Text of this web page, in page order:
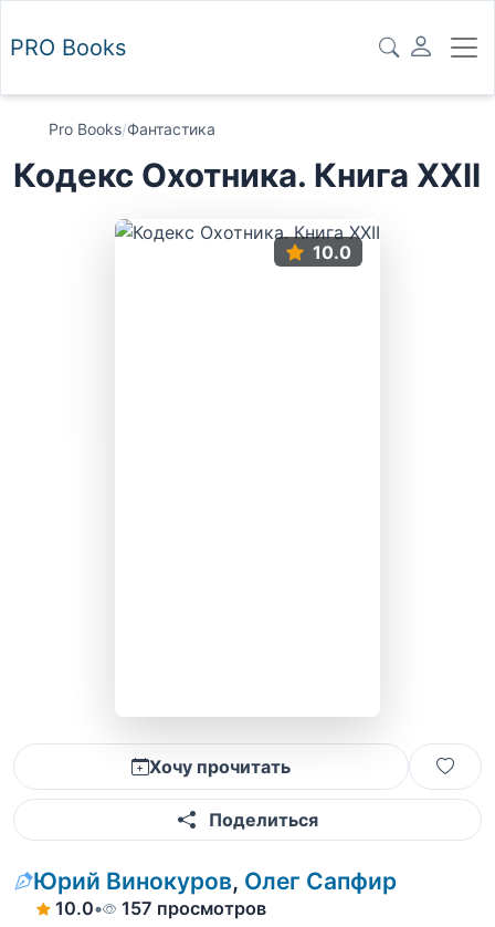
PRO Books
Pro Books/Фантастика
Кодекс Охотника. Книга XXII
10.0
Хочу прочитать
Поделиться
Юрий Винокуров, Олег Сапфир
10.0• 157 просмотров